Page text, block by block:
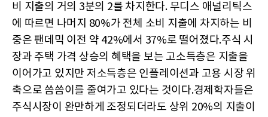
비 지출의 거의 3분의 2를 차지한다. 무디스 애널리틱스
에 따르면 나머지 80%가 전체 소비 지출에 차지하는 비
중은 팬데믹 이전 약 42%에서 37%로 떨어졌다.주식 시
장과 주택 가격 상승의 혜택을 보는 고소득층은 지출을
이어가고 있지만 저소득층은 인플레이션과 고용 시장 위
축으로 씀씀이를 줄여가고 있다는 것이다.경제학자들은
주식시장이 완만하게 조정되더라도 상위 20%의 지출이